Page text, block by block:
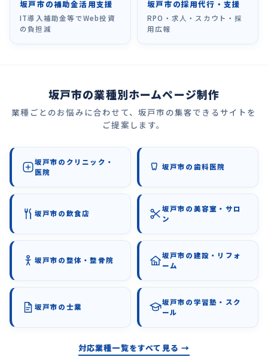
坂戸市の補助金活用支援
IT導入補助金等でWeb投資
の負担減
坂戸市の採用代行・支援
RPO・求人・スカウト・採
用広報
坂戸市の業種別ホームページ制作
業種ごとのお悩みに合わせて、坂戸市の集客できるサイトを
ご提案します。
坂戸市のクリニック・
医院
坂戸市の歯科医院
坂戸市の飲食店
坂戸市の美容室・サロ
ン
坂戸市の整体・整骨院
坂戸市の建設・リフォ
ーム
坂戸市の士業
坂戸市の学習塾・スク
ール
対応業種一覧をすべて見る →